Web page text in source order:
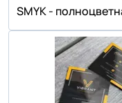
SMYK -